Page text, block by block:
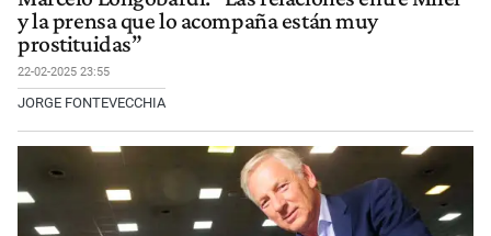
y la prensa que lo acompaña están muy
prostituidas”
22-02-2025 23:55
JORGE FONTEVECCHIA